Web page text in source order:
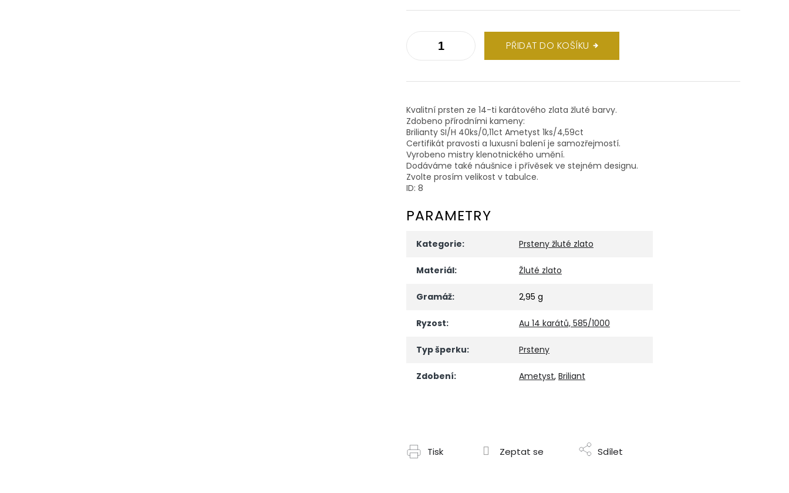
PŘIDAT DO KOŠÍKU
Kvalitní prsten ze 14-ti karátového zlata žluté barvy.
Zdobeno přírodními kameny:
Brilianty SI/H 40ks/0,11ct Ametyst 1ks/4,59ct
Certifikát pravosti a luxusní balení je samozřejmostí.
Vyrobeno mistry klenotnického umění.
Dodáváme také náušnice i přívěsek ve stejném designu.
Zvolte prosím velikost v tabulce.
ID: 8
PARAMETRY
Kategorie: Prsteny žluté zlato
Materiál: Žluté zlato
Gramáž: 2,95 g
Ryzost: Au 14 karátů, 585/1000
Typ šperku: Prsteny
Zdobení: Ametyst, Briliant
Tisk Zeptat se Sdílet